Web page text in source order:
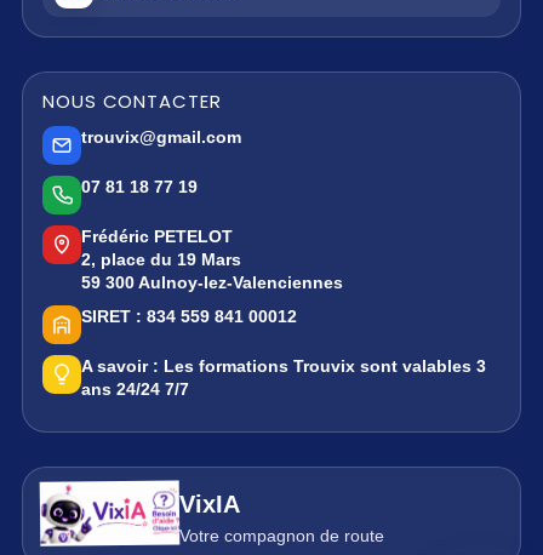
NOUS CONTACTER
trouvix@gmail.com
07 81 18 77 19
Frédéric PETELOT
2, place du 19 Mars
59 300 Aulnoy-lez-Valenciennes
SIRET : 834 559 841 00012
A savoir : Les formations Trouvix sont valables 3
ans 24/24 7/7
VixIA
Votre compagnon de route